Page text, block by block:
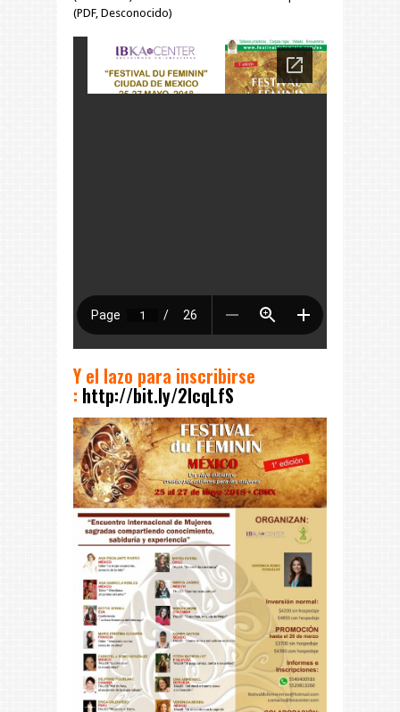
(PDF, Desconocido)
Y el lazo para inscribirse
: http://bit.ly/2IcqLfS